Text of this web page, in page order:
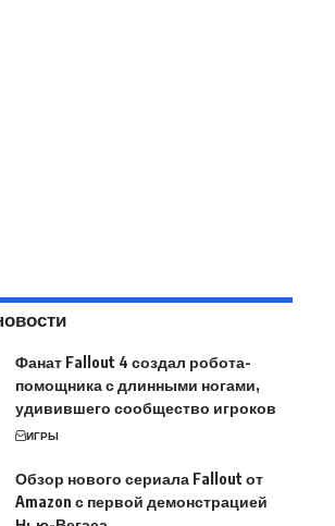
Фанат Fallout 4 создал робота-
помощника с длинными ногами,
удивившего сообщество игроков
ИГРЫ
Обзор нового сериала Fallout от
Amazon с первой демонстрацией